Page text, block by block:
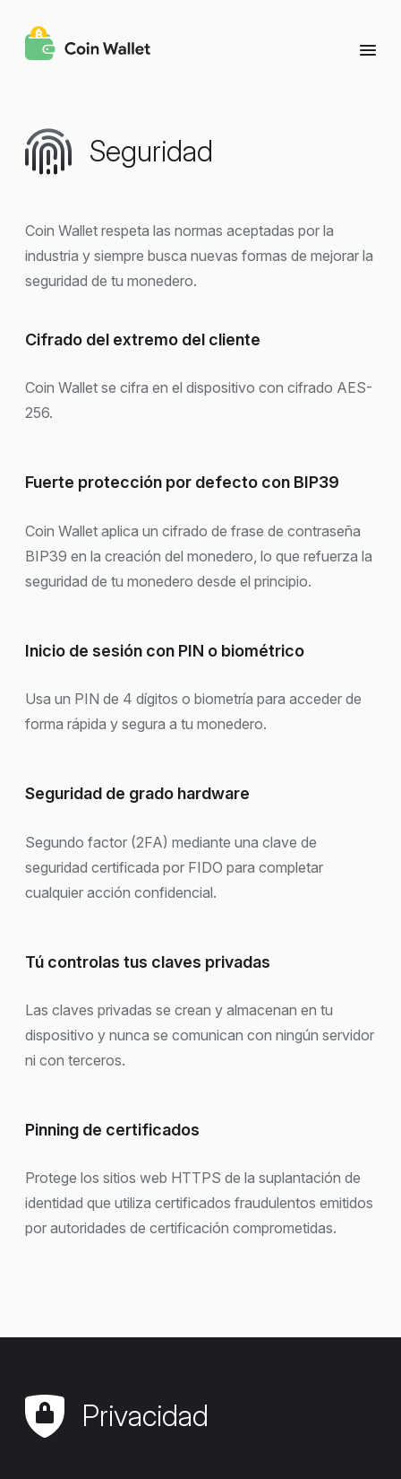
Seguridad
Coin Wallet respeta las normas aceptadas por la
industria y siempre busca nuevas formas de mejorar la
seguridad de tu monedero.
Cifrado del extremo del cliente
Coin Wallet se cifra en el dispositivo con cifrado AES-
256.
Fuerte protección por defecto con BIP39
Coin Wallet aplica un cifrado de frase de contraseña
BIP39 en la creación del monedero, lo que refuerza la
seguridad de tu monedero desde el principio.
Inicio de sesión con PIN o biométrico
Usa un PIN de 4 dígitos o biometría para acceder de
forma rápida y segura a tu monedero.
Seguridad de grado hardware
Segundo factor (2FA) mediante una clave de
seguridad certificada por FIDO para completar
cualquier acción confidencial.
Tú controlas tus claves privadas
Las claves privadas se crean y almacenan en tu
dispositivo y nunca se comunican con ningún servidor
ni con terceros.
Pinning de certificados
Protege los sitios web HTTPS de la suplantación de
identidad que utiliza certificados fraudulentos emitidos
por autoridades de certificación comprometidas.
Privacidad